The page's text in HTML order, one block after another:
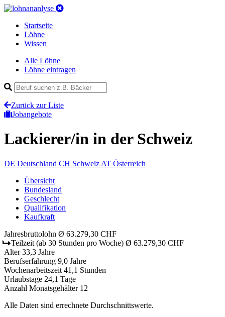
Startseite
Löhne
Wissen
Alle Löhne
Löhne eintragen
Zurück zur Liste
Jobangebote
Lackierer/in in der Schweiz
DE Deutschland CH Schweiz AT Österreich
Übersicht
Bundesland
Geschlecht
Qualifikation
Kaufkraft
Jahresbruttolohn Ø 63.279,30 CHF
Teilzeit (ab 30 Stunden pro Woche) Ø 63.279,30 CHF
Alter 33,3 Jahre
Berufserfahrung 9,0 Jahre
Wochenarbeitszeit 41,1 Stunden
Urlaubstage 24,1 Tage
Anzahl Monatsgehälter 12
Alle Daten sind errechnete Durchschnittswerte.